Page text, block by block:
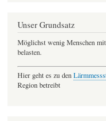
Unser Grundsatz
Möglichst wenig Menschen
belasten.
Hier geht es zu den
Region betreibt